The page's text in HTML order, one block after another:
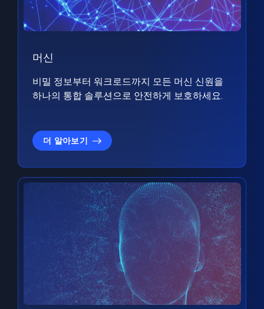
머신
비밀 정보부터 워크로드까지 모든 머신 신원을
하나의 통합 솔루션으로 안전하게 보호하세요.
더 알아보기